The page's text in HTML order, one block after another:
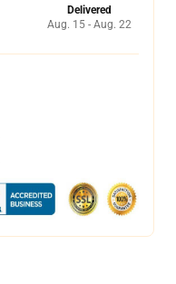
Delivered
Aug. 15 - Aug. 22